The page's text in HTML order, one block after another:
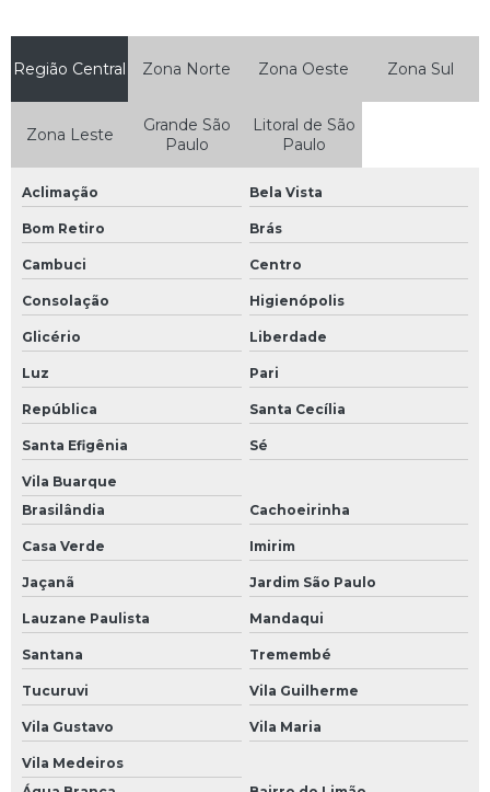
Região Central Zona Norte Zona Oeste Zona Sul
Zona Leste
Grande São
Paulo
Litoral de São
Paulo
Aclimação Bela Vista
Bom Retiro Brás
Cambuci Centro
Consolação Higienópolis
Glicério Liberdade
Luz Pari
República Santa Cecília
Santa Efigênia Sé
Vila Buarque
Brasilândia
Cachoeirinha
Casa Verde Imirim
Jaçanã Jardim São Paulo
Lauzane Paulista Mandaqui
Santana Tremembé
Tucuruvi Vila Guilherme
Vila Gustavo Vila Maria
Vila Medeiros